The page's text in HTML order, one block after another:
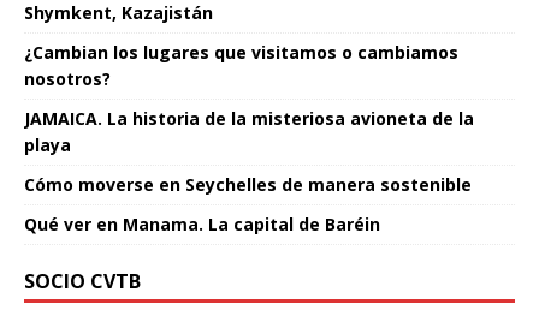
Shymkent, Kazajistán
¿Cambian los lugares que visitamos o cambiamos
nosotros?
JAMAICA. La historia de la misteriosa avioneta de la
playa
Cómo moverse en Seychelles de manera sostenible
Qué ver en Manama. La capital de Baréin
SOCIO CVTB